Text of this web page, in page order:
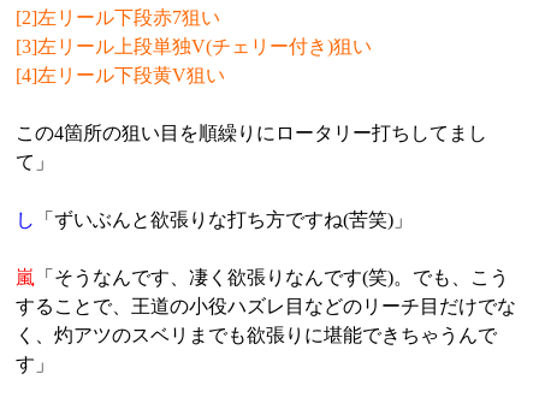
[2]左リール下段赤7狙い
[3]左リール上段単独V(チェリー付き)狙い
[4]左リール下段黄V狙い
この4箇所の狙い目を順繰りにロータリー打ちしてまし
て」
し 「ずいぶんと欲張りな打ち方ですね(苦笑)」
嵐
「そうなんです、凄く欲張りなんです(笑)。でも、こう
することで、王道の小役ハズレ目などのリーチ目だけでな
く、灼アツのスベリまでも欲張りに堪能できちゃうんで
す」